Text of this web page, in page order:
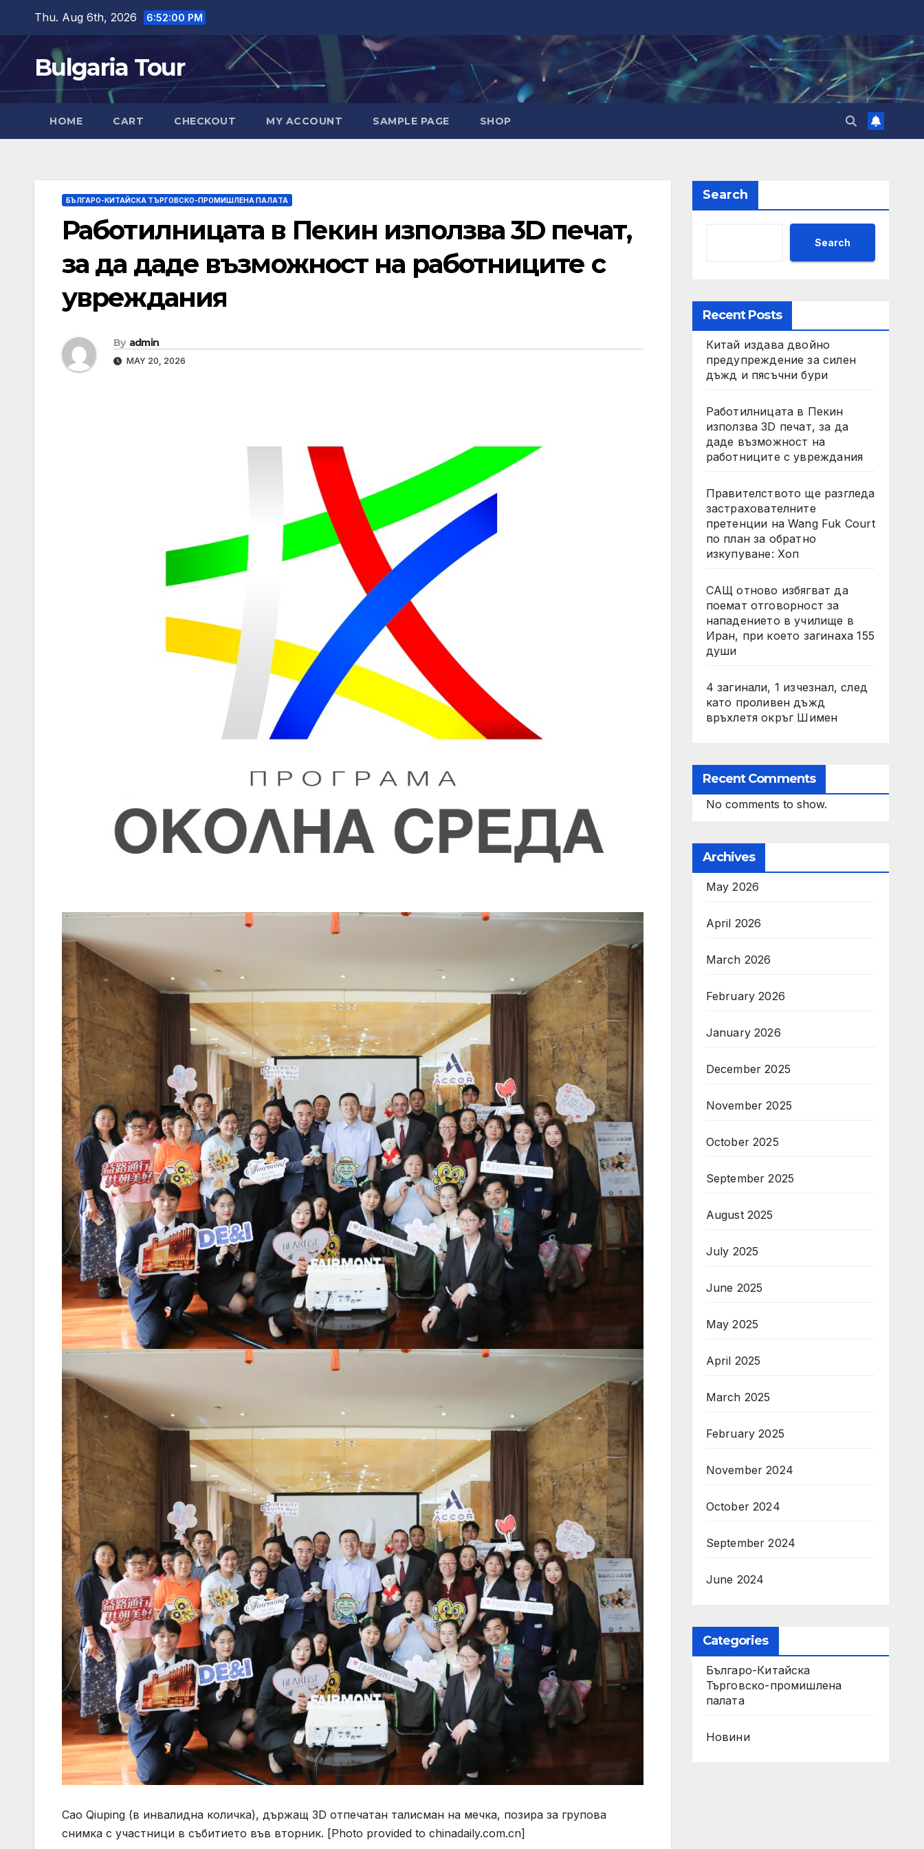
content
Thu. Aug 6th, 2026 6:52:02 PM
Bulgaria Tour
HOME CART CHECKOUT MY ACCOUNT SAMPLE PAGE SHOP
БЪЛГАРО-КИТАЙСКА ТЪРГОВСКО-ПРОМИШЛЕНА ПАЛAТА
Работилницата в Пекин използва 3D печат,
за да даде възможност на работниците с
увреждания
By admin
MAY 20, 2026
Cao Qiuping (в инвалидна количка), държащ 3D отпечатан талисман на мечка, позира за групова
снимка с участници в събитието във вторник. [Photo provided to chinadaily.com.cn]
Search
Search
Recent Posts
Китай издава двойно
предупреждение за силен
дъжд и пясъчни бури
Работилницата в Пекин
използва 3D печат, за да
даде възможност на
работниците с увреждания
Правителството ще разгледа
застрахователните
претенции на Wang Fuk Court
по план за обратно
изкупуване: Хоп
САЩ отново избягват да
поемат отговорност за
нападението в училище в
Иран, при което загинаха 155
души
4 загинали, 1 изчезнал, след
като проливен дъжд
връхлетя окръг Шимен
Recent Comments
No comments to show.
Archives
May 2026
April 2026
March 2026
February 2026
January 2026
December 2025
November 2025
October 2025
September 2025
August 2025
July 2025
June 2025
May 2025
April 2025
March 2025
February 2025
November 2024
October 2024
September 2024
June 2024
Categories
Българо-Китайска
Търговско-промишлена
палaта
Новини